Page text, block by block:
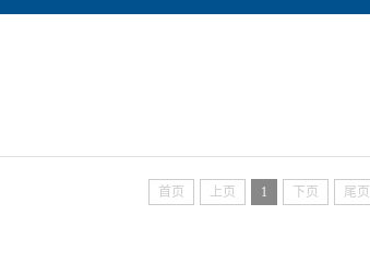
首页 上页 1 下页 尾页